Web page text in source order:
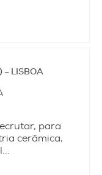
– LISBOA
para
cerâmica,